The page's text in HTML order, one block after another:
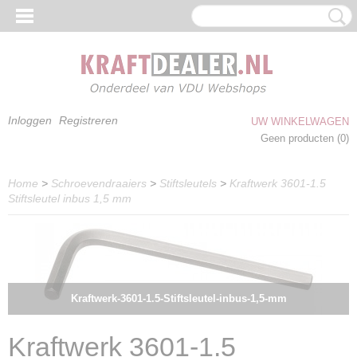
Inloggen Registreren
UW WINKELWAGEN
Geen producten (0)
Home > Schroevendraaiers > Stiftsleutels > Kraftwerk 3601-1.5
Stiftsleutel inbus 1,5 mm
Kraftwerk-3601-1.5-Stiftsleutel-inbus-1,5-mm
Kraftwerk 3601-1.5